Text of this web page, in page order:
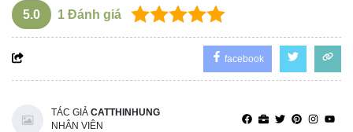
5.0 1 Đánh giá
facebook
TÁC GIẢ CATTHINHUNG
NHÂN VIÊN